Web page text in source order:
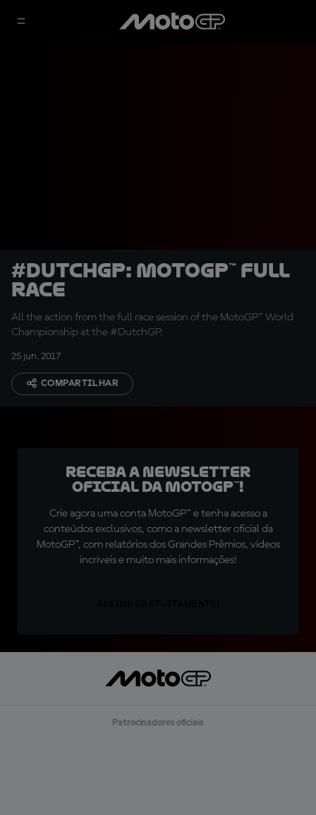
#DutchGP: MotoGP™ Full
Race
All the action from the full race session of the MotoGP™ World
Championship at the #DutchGP.
25 jun. 2017
COMPARTILHAR
Receba a newsletter
oficial da MotoGP™!
Crie agora uma conta MotoGP™ e tenha acesso a
conteúdos exclusivos, como a newsletter oficial da
MotoGP™, com relatórios dos Grandes Prêmios, vídeos
incríveis e muito mais informações!
Patrocinadores oficiais